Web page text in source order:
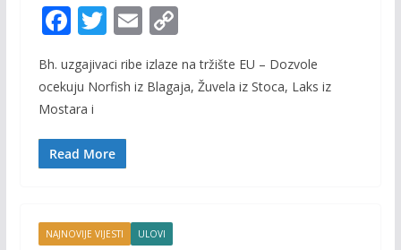
F
e
b
o
o
T
w
itt
E
m
ai
C
p
y
Bh. uzgajivaci ribe izlaze na tržište EU – Dozvole
ocekuju Norfish iz Blagaja, Žuvela iz Stoca, Laks iz
Mostara i
Read More
NAJNOVIJE VIJESTI ULOVI